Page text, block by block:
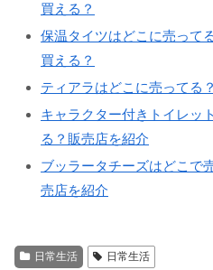
買える？
保温タイツはどこに売って
買える？
ティアラはどこに売ってる
キャラクター付きトイレッ
る？販売店を紹介
ブッラータチーズはどこで
売店を紹介
日常生活 日常生活